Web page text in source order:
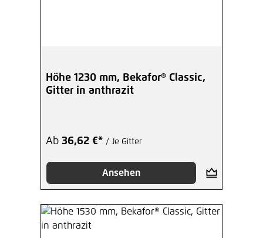
Höhe 1230 mm, Bekafor® Classic,
Gitter in anthrazit
Ab 36,62 €* / Je Gitter
Ansehen